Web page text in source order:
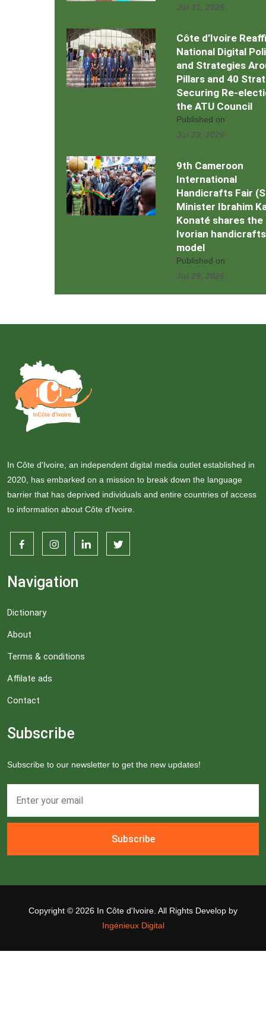
Jul 31, 2026
Côte d’Ivoire
National Digital
and Strategies
Pillars and 40
Securing Re-
the ATU Council
Published on
Jul 29, 2026
9th Cameroon
International
Handicrafts Fair
Minister Ibrahim
Konaté shares the
Ivorian handicrafts
model
Published on
Jul 29, 2026
In Côte d'Ivoire, an independent digital media outlet established in
2020, has embarked on a mission to break down the language
barrier that has deprived individuals and entire countries of access
to information about Côte d'Ivoire.
Navigation
Dictionary
About
Terms & conditions
Affilate ads
Contact
Subscribe
Subscribe to our newsletter to get the new updates!
Subscribe
Copyright © 2026 In Côte d'Ivoire. All Rights Develop by
Ingénieux Digital